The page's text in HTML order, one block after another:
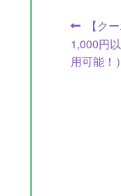
投
稿
前
の
投
【ク
1,000円
用可能！）